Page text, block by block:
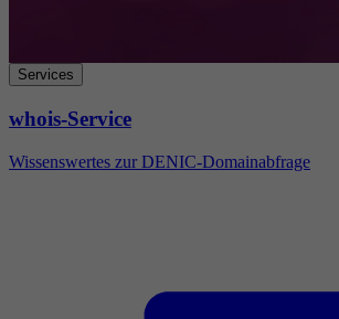
Services
whois-Service
Wissenswertes zur DENIC-Domainabfrage